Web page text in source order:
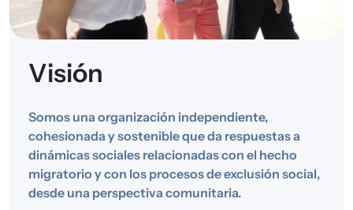
Visión
Somos una organización independiente,
cohesionada y sostenible que da respuestas a
dinámicas sociales relacionadas con el hecho
migratorio y con los procesos de exclusión social,
desde una perspectiva comunitaria.